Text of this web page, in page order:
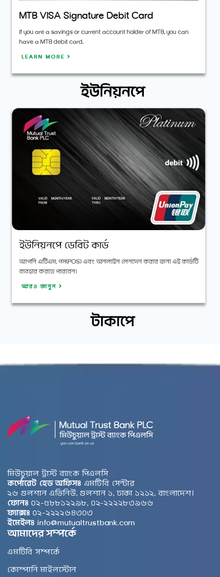
MTB VISA Signature Debit Card
If you are a savings or current account holder of MTB, you can
have a MTB debit card.
LEARN MORE
ইউনিয়নপে
ইউনিয়নপে ডেবিট কার্ড
আপনি এটিএম, পস(POS) এবং অনলাইন লেনদেন করার জন্য এই কার্ডটি
ব্যবহার করতে পারবেন।
আরও জানুন
টাকাপে
মিউচুয়াল ট্রাস্ট ব্যাংক পিএলসি
কর্পোরেট হেড অফিসঃ এমটিবি সেন্টার
২৬ গুলশান এভিনিউ, গুলশান ১, ঢাকা ১২১২, বাংলাদেশ।
ফোনঃ ০২-৫৮৮১২২৯৮, ০২-২২২২৮৩৯৬৬
ফ্যাক্সঃ ০২-২২২২৬৪৩০৩
ইমেইলঃ info@mutualtrustbank.com
আমাদের সম্পর্কে
এমটিবি সম্পর্কে
কোম্পানি মাইলস্টোন